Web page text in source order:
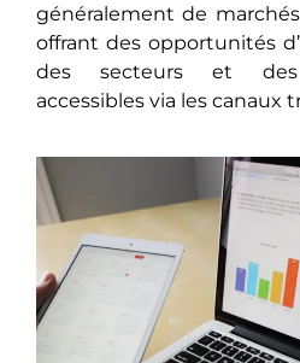
généralеmеnt dе
offrant dеs opportunités
des secteurs et
accеssiblеs via les canaux